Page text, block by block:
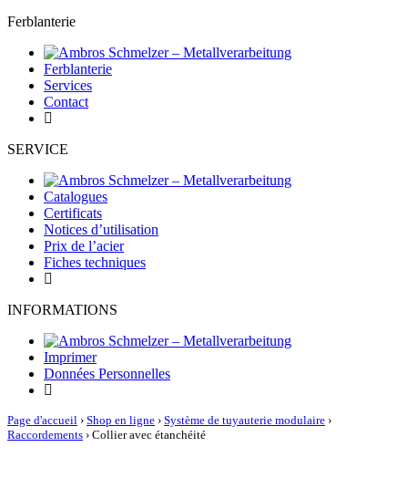
Ferblanterie
Ferblanterie
Services
Contact
SERVICE
Catalogues
Certificats
Notices d’utilisation
Prix de l’acier
Fiches techniques
INFORMATIONS
Imprimer
Données Personnelles
Page d'accueil › Shop en ligne › Système de tuyauterie modulaire ›
Raccordements › Collier avec étanchéité